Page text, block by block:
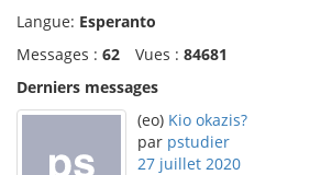
Langue: Esperanto
Messages : 62 Vues : 84681
Derniers messages
(eo) Kio okazis?
par pstudier
27 juillet 2020